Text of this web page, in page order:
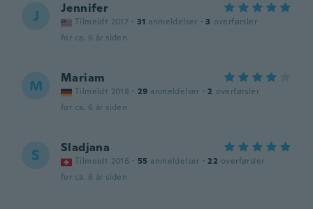
J Jennifer
Tilmeldt 2017 · 31 anmeldelser · 3 overførsler
for ca. 6 år siden
M Mariam
Tilmeldt 2018 · 29 anmeldelser · 2 overførsler
for ca. 6 år siden
S Sladjana
Tilmeldt 2016 · 55 anmeldelser · 22 overførsler
for ca. 6 år siden